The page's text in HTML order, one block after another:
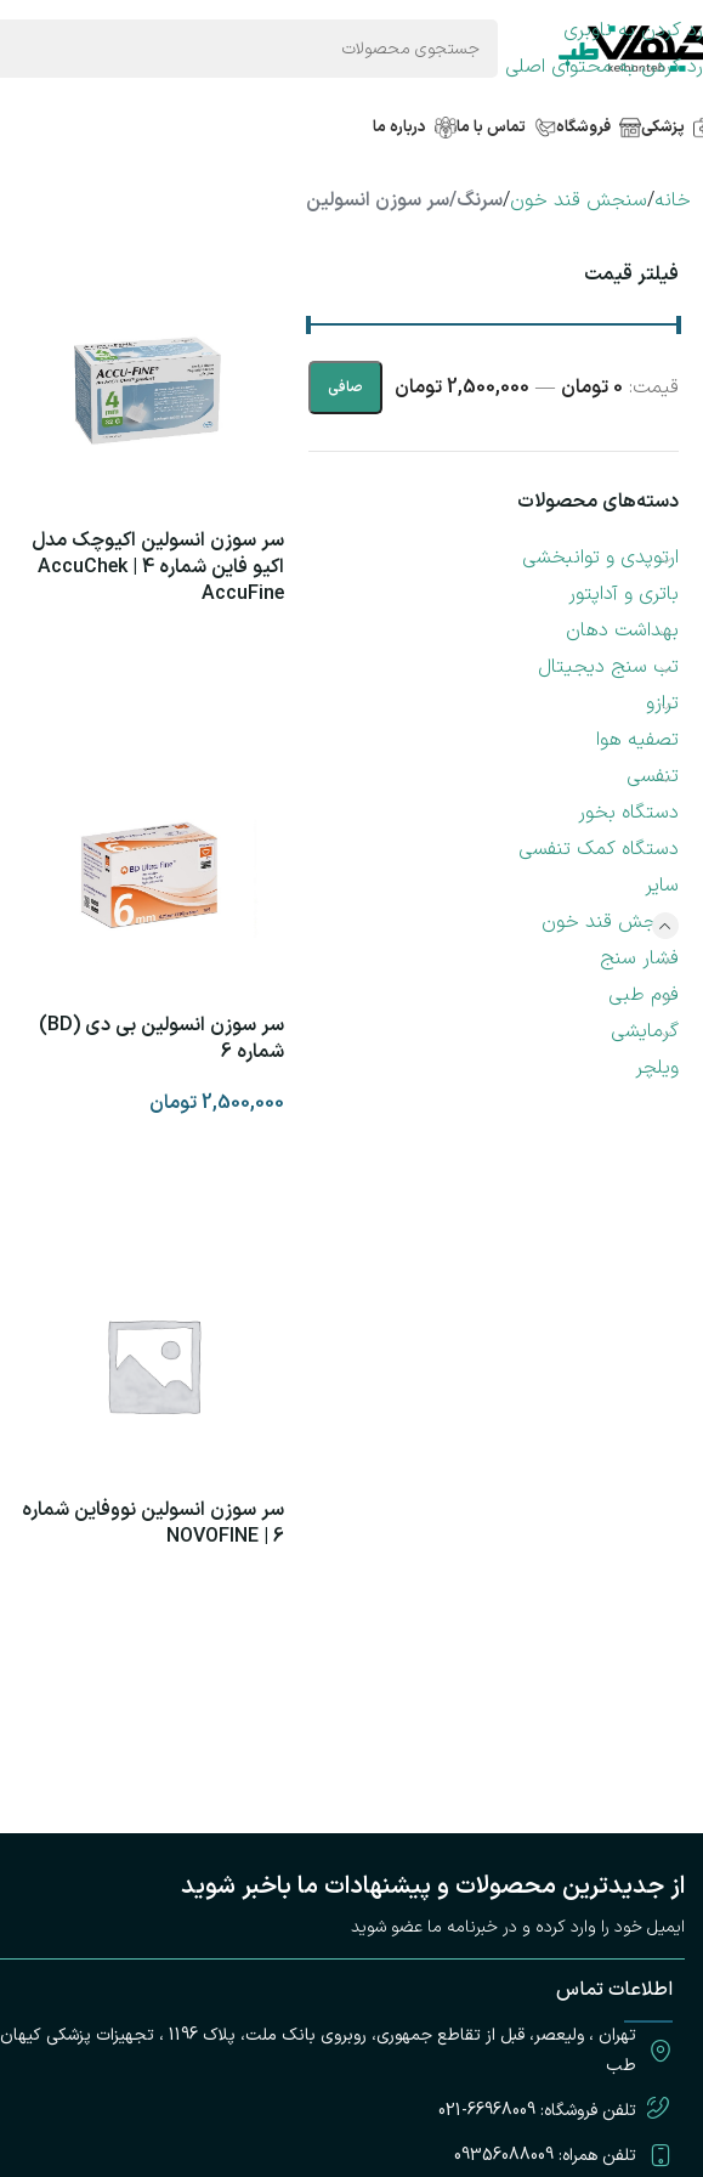
رد کردن به ناوبری
رد کردن به محتوای اصلی
پزشکی فروشگاه تماس با ما درباره ما
خانه/سنجش قند خون/سرنگ/سر سوزن انسولین
فیلتر قیمت
صافی قيمت: 0 تومان — 2,500,000 تومان
دسته‌های محصولات
ارتوپدی و توانبخشی
باتری و آداپتور
بهداشت دهان
تب سنج دیجیتال
ترازو
تصفیه هوا
تنفسی
دستگاه بخور
دستگاه کمک تنفسی
سایر
سنجش قند خون
فشار سنج
فوم طبی
گرمایشی
ویلچر
سر سوزن انسولین اکیوچک مدل
اکیو فاین شماره 4 | AccuChek
AccuFine
سر سوزن انسولین بی دی (BD)
شماره 6
2,500,000تومان
سر سوزن انسولین نووفاین شماره
6 | NOVOFINE
از جدیدترین محصولات و پیشنهادات ما باخبر شوید
ایمیل خود را وارد کرده و در خبرنامه ما عضو شوید
اطلاعات تماس
تهران ، ولیعصر، قبل از تقاطع جمهوری، روبروی بانک ملت، پلاک 1196 ، تجهیزات پزشکی کیهان
طب
تلفن فروشگاه: 66968009-021
تلفن همراه: 09356088009